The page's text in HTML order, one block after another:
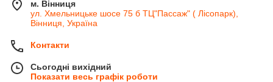
м. Вінниця
ул. Хмельницьке шосе 75 б ТЦ"Пассаж" ( Лісопарк),
Вінниця, Україна
Контакти
Сьогодні вихідний
Показати весь графік роботи